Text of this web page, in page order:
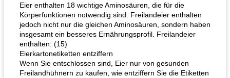
Eier enthalten 18 wichtige Aminosäuren, die für die
Körperfunktionen notwendig sind. Freilandeier enthalten
jedoch nicht nur die gleichen Aminosäuren, sondern haben
insgesamt ein besseres Ernährungsprofil. Freilandeier
enthalten: (15)
Eierkartonetiketten entziffern
Wenn Sie entschlossen sind, Eier nur von gesunden
Freilandhühnern zu kaufen, wie entziffern Sie die Etiketten